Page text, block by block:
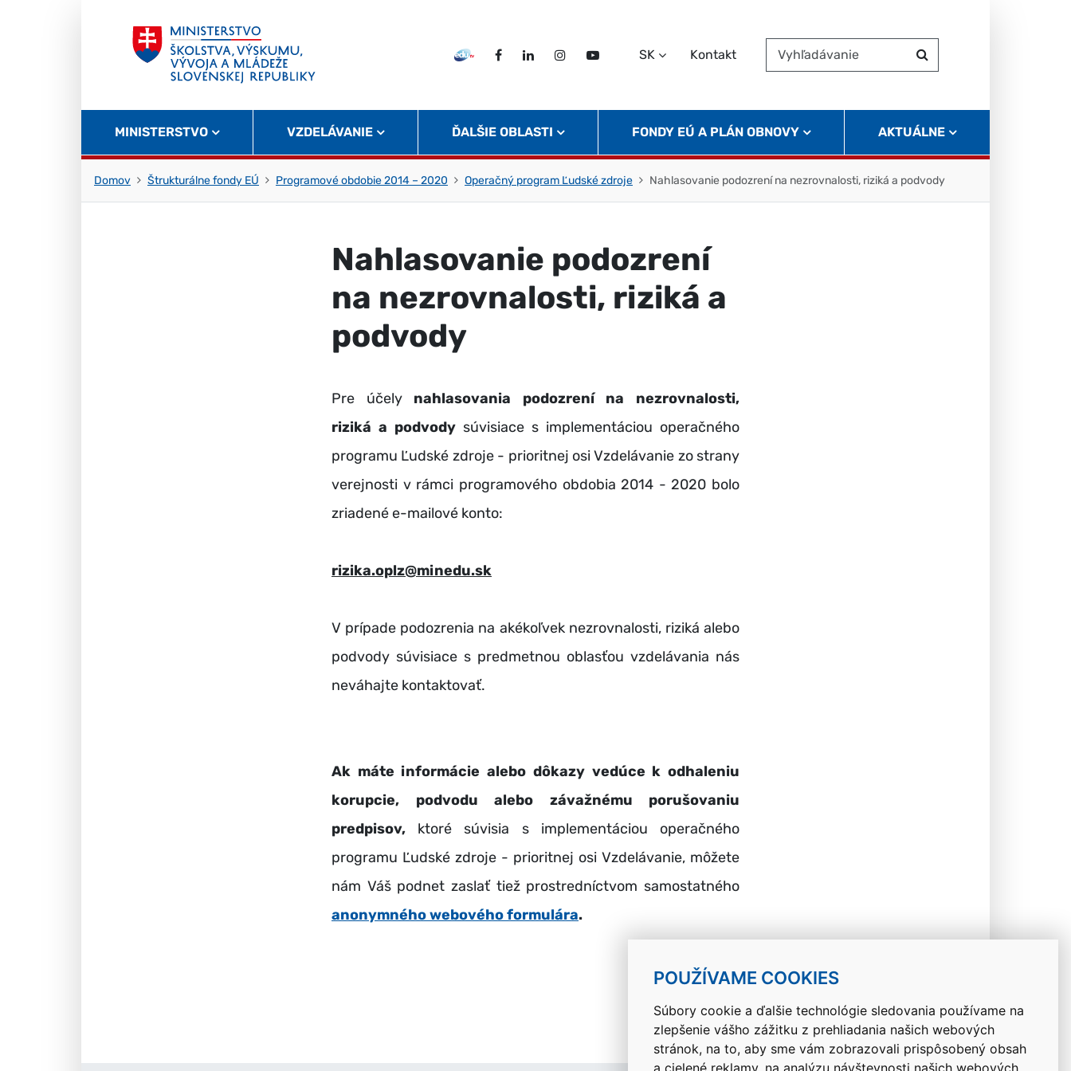
POUŽÍVAME COOKIES
Súbory cookie a ďalšie technológie sledovania používame na
zlepšenie vášho zážitku z prehliadania našich webových
stránok, na to, aby sme vám zobrazovali prispôsobený obsah
a cielené reklamy, na analýzu návštevnosti našich webových
EDU TVFacebookLinkedInInstagram
Twitter
SK Kontakt
Vyhľadávanie
Hľadať
MINISTERSTVO VZDELÁVANIE ĎALŠIE OBLASTI FONDY EÚ A PLÁN OBNOVY AKTUÁLNE
Domov Štrukturálne fondy EÚ Programové obdobie 2014 – 2020 Operačný program Ľudské zdroje Nahlasovanie podozrení na nezrovnalosti, riziká a podvody
Nahlasovanie podozrení
na nezrovnalosti, riziká a
podvody
Pre účely nahlasovania podozrení na nezrovnalosti,
riziká a podvody súvisiace s implementáciou operačného
programu Ľudské zdroje - prioritnej osi Vzdelávanie zo strany
verejnosti v rámci programového obdobia 2014 - 2020 bolo
zriadené e-mailové konto:
rizika.oplz@minedu.sk
V prípade podozrenia na akékoľvek nezrovnalosti, riziká alebo
podvody súvisiace s predmetnou oblasťou vzdelávania nás
neváhajte kontaktovať.
Ak máte informácie alebo dôkazy vedúce k odhaleniu
korupcie, podvodu alebo závažnému porušovaniu
predpisov, ktoré súvisia s implementáciou operačného
programu Ľudské zdroje - prioritnej osi Vzdelávanie, môžete
nám Váš podnet zaslať tiež prostredníctvom samostatného
anonymného webového formulára.
Návrat hore